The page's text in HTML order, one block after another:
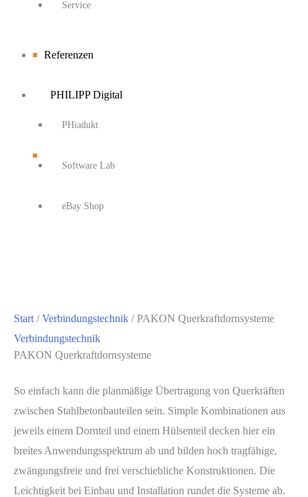
Service
Referenzen
PHILIPP Digital
PHiadukt
Software Lab
eBay Shop
Start /Verbindungstechnik / PAKON Querkraftdornsysteme
Verbindungstechnik
PAKON Querkraftdornsysteme
So einfach kann die planmäßige Übertragung von Querkräften
zwischen Stahlbetonbauteilen sein. Simple Kombinationen aus
jeweils einem Dornteil und einem Hülsenteil decken hier ein
breites Anwendungsspektrum ab und bilden hoch tragfähige,
zwängungsfreie und frei verschiebliche Konstruktionen. Die
Leichtigkeit bei Einbau und Installation rundet die Systeme ab.